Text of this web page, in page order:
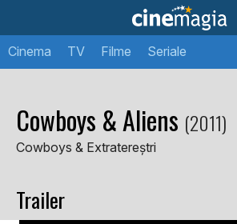
Cinema TV Filme Seriale
Cowboys & Aliens (2011)
Cowboys & Extratereștri
Trailer